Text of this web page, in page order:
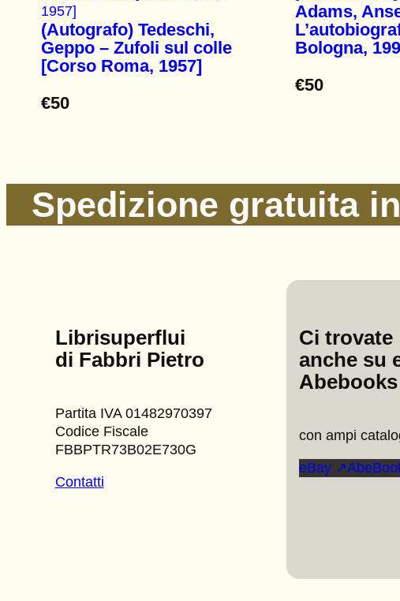
(Autografo) Tedeschi,
Geppo – Zufoli sul colle
[Corso Roma, 1957]
€50
Adams,
Bologna,
€50
Spedizione gratuita
Librisuperflui
di Fabbri Pietro
Partita IVA 01482970397
Codice Fiscale
FBBPTR73B02E730G
Contatti
Ci trovate
anche su
Abebooks
con ampi
eBay ↗